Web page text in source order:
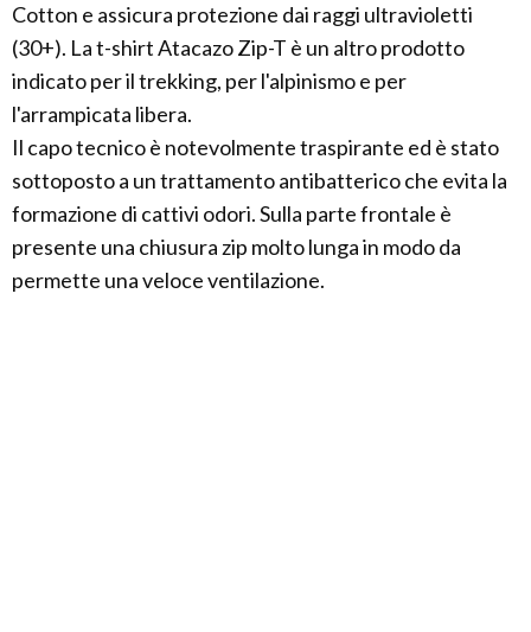
Cotton e assicura protezione dai raggi ultravioletti
(30+). La t-shirt Atacazo Zip-T è un altro prodotto
indicato per il trekking, per l'alpinismo e per
l'arrampicata libera.
Il capo tecnico è notevolmente traspirante ed è stato
sottoposto a un trattamento antibatterico che evita la
formazione di cattivi odori. Sulla parte frontale è
presente una chiusura zip molto lunga in modo da
permette una veloce ventilazione.